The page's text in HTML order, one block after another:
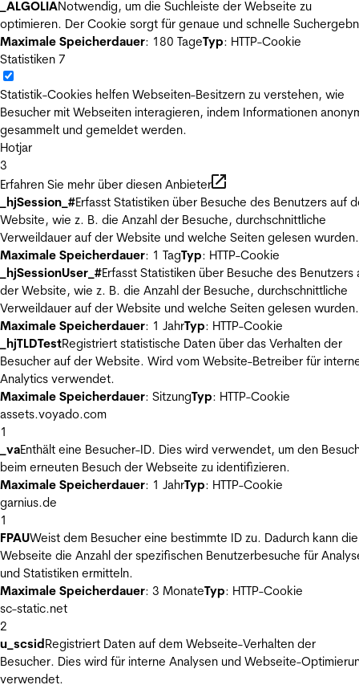
_ALGOLIANotwendig, um die Suchleiste der Webseite zu
optimieren. Der Cookie sorgt für genaue und schnelle
Maximale Speicherdauer: 180 TageTyp: HTTP-Cookie
Statistiken 7
Statistik-Cookies helfen Webseiten-Besitzern zu verstehen, wie
Besucher mit Webseiten interagieren, indem Informationen
gesammelt und gemeldet werden.
Hotjar
3
Erfahren Sie mehr über diesen Anbieter
_hjSession_#Erfasst Statistiken über Besuche des Benutzers auf
Website, wie z. B. die Anzahl der Besuche, durchschnittliche
Verweildauer auf der Website und welche Seiten gelesen wurden.
Maximale Speicherdauer: 1 TagTyp: HTTP-Cookie
_hjSessionUser_#Erfasst Statistiken über Besuche des Benutzers
der Website, wie z. B. die Anzahl der Besuche, durchschnittliche
Verweildauer auf der Website und welche Seiten gelesen wurden.
Maximale Speicherdauer: 1 JahrTyp: HTTP-Cookie
_hjTLDTestRegistriert statistische Daten über das Verhalten der
Besucher auf der Website. Wird vom Website-Betreiber für
Analytics verwendet.
Maximale Speicherdauer: SitzungTyp: HTTP-Cookie
assets.voyado.com
1
_vaEnthält eine Besucher-ID. Dies wird verwendet, um den
beim erneuten Besuch der Webseite zu identifizieren.
Maximale Speicherdauer: 1 JahrTyp: HTTP-Cookie
garnius.de
1
FPAUWeist dem Besucher eine bestimmte ID zu. Dadurch kann die
Webseite die Anzahl der spezifischen Benutzerbesuche für
und Statistiken ermitteln.
Maximale Speicherdauer: 3 MonateTyp: HTTP-Cookie
sc-static.net
2
u_scsidRegistriert Daten auf dem Webseite-Verhalten der
Besucher. Dies wird für interne Analysen und Webseite-
verwendet.